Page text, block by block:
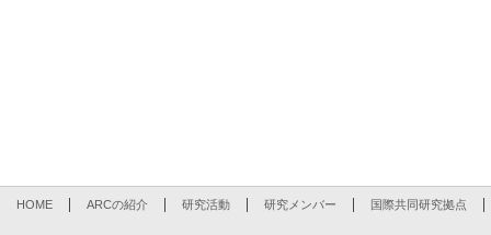
HOME ARCの紹介 研究活動 研究メンバー 国際共同研究拠点